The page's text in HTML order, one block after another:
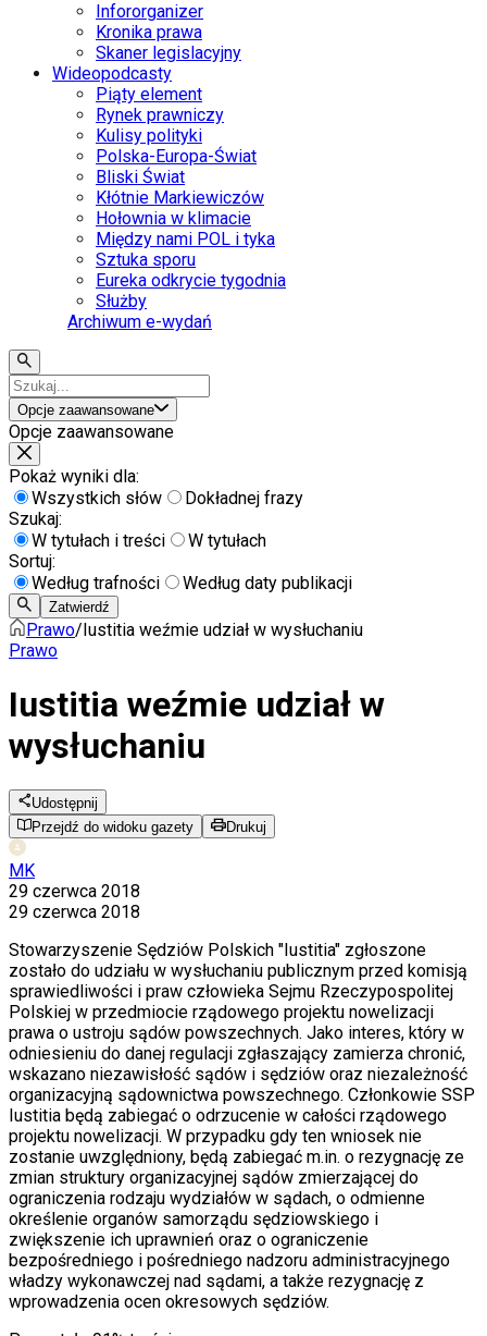
Infororganizer
Kronika prawa
Skaner legislacyjny
Wideopodcasty
Piąty element
Rynek prawniczy
Kulisy polityki
Polska-Europa-Świat
Bliski Świat
Kłótnie Markiewiczów
Hołownia w klimacie
Między nami POL i tyka
Sztuka sporu
Eureka odkrycie tygodnia
Służby
Archiwum e-wydań
Opcje zaawansowane
Opcje zaawansowane
Pokaż wyniki dla:
Wszystkich słów
Dokładnej frazy
Szukaj:
W tytułach i treści
W tytułach
Sortuj:
Według trafności
Według daty publikacji
Zatwierdź
Prawo/Iustitia weźmie udział w wysłuchaniu
Prawo
Iustitia weźmie udział w
wysłuchaniu
Udostępnij
Przejdź do widoku gazety
Drukuj
MK
29 czerwca 2018
29 czerwca 2018
Stowarzyszenie Sędziów Polskich "Iustitia" zgłoszone
zostało do udziału w wysłuchaniu publicznym przed komisją
sprawiedliwości i praw człowieka Sejmu Rzeczypospolitej
Polskiej w przedmiocie rządowego projektu nowelizacji
prawa o ustroju sądów powszechnych. Jako interes, który w
odniesieniu do danej regulacji zgłaszający zamierza chronić,
wskazano niezawisłość sądów i sędziów oraz niezależność
organizacyjną sądownictwa powszechnego. Członkowie SSP
Iustitia będą zabiegać o odrzucenie w całości rządowego
projektu nowelizacji. W przypadku gdy ten wniosek nie
zostanie uwzględniony, będą zabiegać m.in. o rezygnację ze
zmian struktury organizacyjnej sądów zmierzającej do
ograniczenia rodzaju wydziałów w sądach, o odmienne
określenie organów samorządu sędziowskiego i
zwiększenie ich uprawnień oraz o ograniczenie
bezpośredniego i pośredniego nadzoru administracyjnego
władzy wykonawczej nad sądami, a także rezygnację z
wprowadzenia ocen okresowych sędziów.